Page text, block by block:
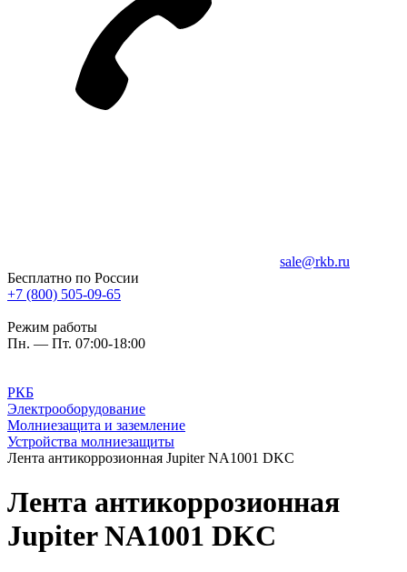
sale@rkb.ru
Бесплатно по России
+7 (800) 505-09-65
Режим работы
Пн. — Пт. 07:00-18:00
РКБ
Электрооборудование
Молниезащита и заземление
Устройства молниезащиты
Лента антикоррозионная Jupiter NA1001 DKC
Лента антикоррозионная
Jupiter NA1001 DKC